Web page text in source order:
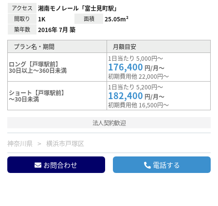
アクセス 湘南モノレール「富士見町駅」
間取り 1K 面積 25.05m²
築年数 2016年 7月 築
プラン名・期間 月額目安
ロング【戸塚駅前】
30日以上～360日未満
1日当たり 5,000円～
176,400 円/月～
初期費用他 22,000円～
ショート【戸塚駅前】
～30日未満
1日当たり 5,200円～
182,400 円/月～
初期費用他 16,500円～
法人契約歓迎
神奈川県 横浜市戸塚区
お問合わせ 電話する